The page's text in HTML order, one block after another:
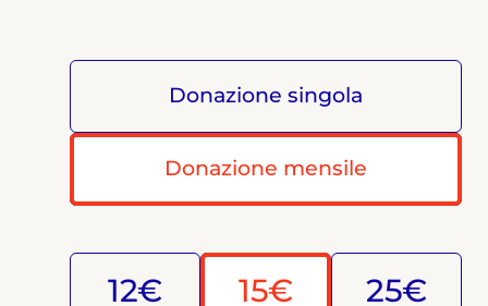
Donazione singola
Donazione mensile
12€ 15€ 25€